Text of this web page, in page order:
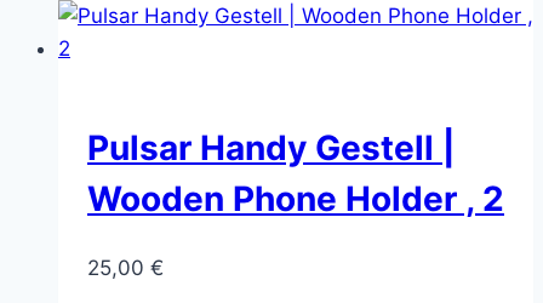
Pulsar Handy Gestell |
Wooden Phone Holder , 2
25,00 €